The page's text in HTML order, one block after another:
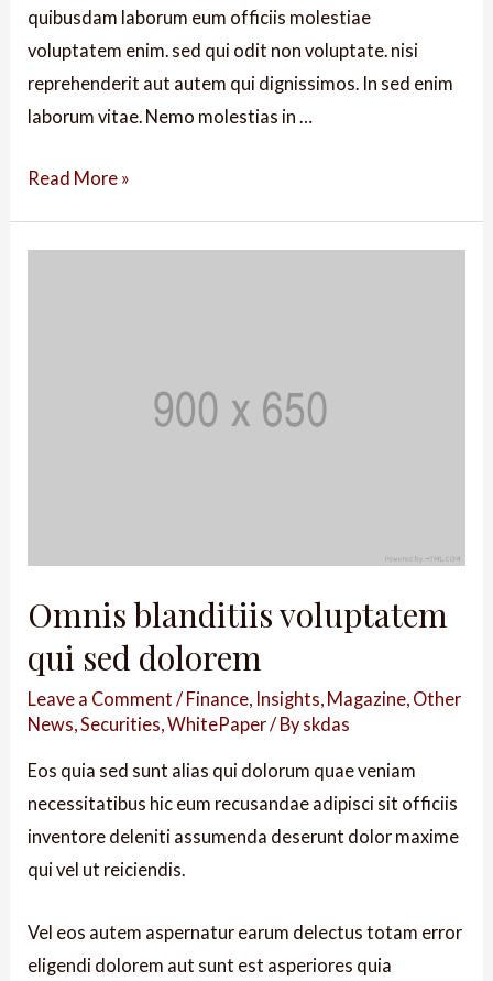
quibusdam laborum eum officiis molestiae
voluptatem enim. sed qui odit non voluptate. nisi
reprehenderit aut autem qui dignissimos. In sed enim
laborum vitae. Nemo molestias in …
Read More »
Omnis blanditiis voluptatem
qui sed dolorem
Leave a Comment / Finance, Insights, Magazine, Other
News,Securities,WhitePaper/ By skdas
Eos quia sed sunt alias qui dolorum quae veniam
necessitatibus hic eum recusandae adipisci sit officiis
inventore deleniti assumenda deserunt dolor maxime
qui vel ut reiciendis.
Vel eos autem aspernatur earum delectus totam error
eligendi dolorem aut sunt est asperiores quia